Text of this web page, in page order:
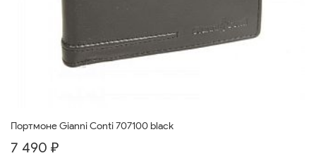
Портмоне Gianni Conti 707100 black
7 490 ₽